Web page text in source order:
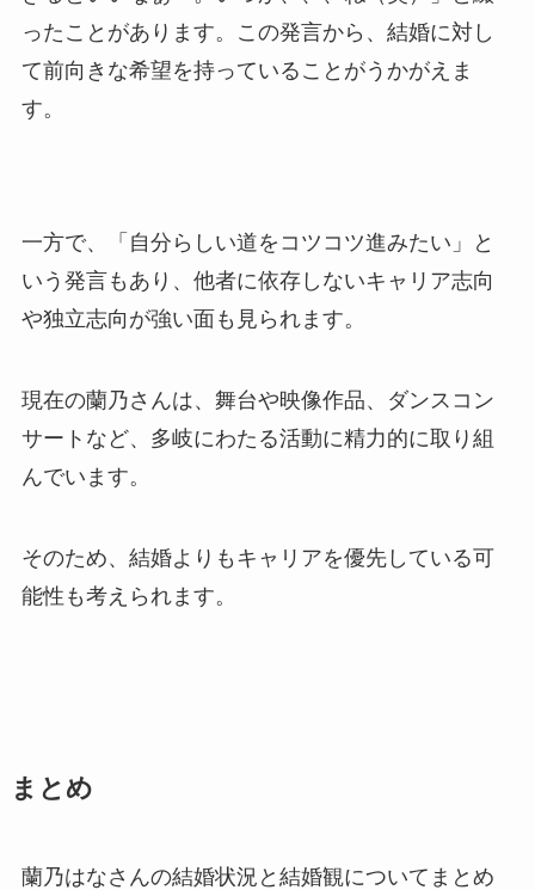
ったことがあります。この発言から、結婚に対し
て前向きな希望を持っていることがうかがえま
す。
一方で、「自分らしい道をコツコツ進みたい」と
いう発言もあり、他者に依存しないキャリア志向
や独立志向が強い面も見られます。
現在の蘭乃さんは、舞台や映像作品、ダンスコン
サートなど、多岐にわたる活動に精力的に取り組
んでいます。
そのため、結婚よりもキャリアを優先している可
能性も考えられます。
まとめ
蘭乃はなさんの結婚状況と結婚観についてまとめ